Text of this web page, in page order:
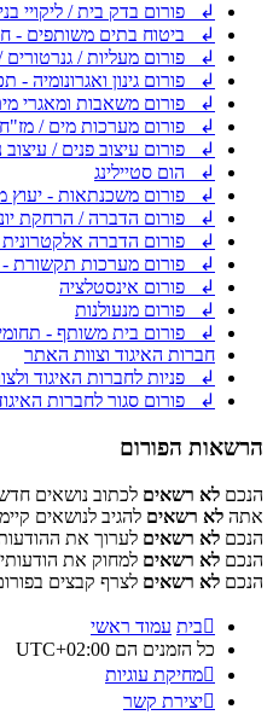
↲ פורום בדק בית / ליקויי
↲ ביטוח בתים משותפים -
↲ פורום מעליות /
↲ פורום גינון ואגרונומיה -
↲ פורום משאבות ומאגרי
↲ פורום מערכות מים /
↲ פורום עיצוב פנים / עיצוב
↲ הום סטיילינג
↲ פורום משכנתאות - יעוץ
↲ פורום הדברה / הרחקת
↲ פורום הדברה אלקטרונית
↲ פורום מערכות תקשורת -
↲ פורום אינסטלציה
↲ פורום מנעולנות
↲ פורום בית משותף -
חברות האיגוד וצוות האתר
↲ פניות לחברות האיגוד
↲ פורום סגור לחברות
הרשאות הפורום
הנכם לא רשאים לכתוב נושאים
אתה לא רשאים להגיב לנושאים
הנכם לא רשאים לערוך את
הנכם לא רשאים למחוק את
הנכם לא רשאים לצרף קבצים
בית עמוד ראשי
כל הזמנים הם UTC+02:00
מחיקת עוגיות
יצירת קשר